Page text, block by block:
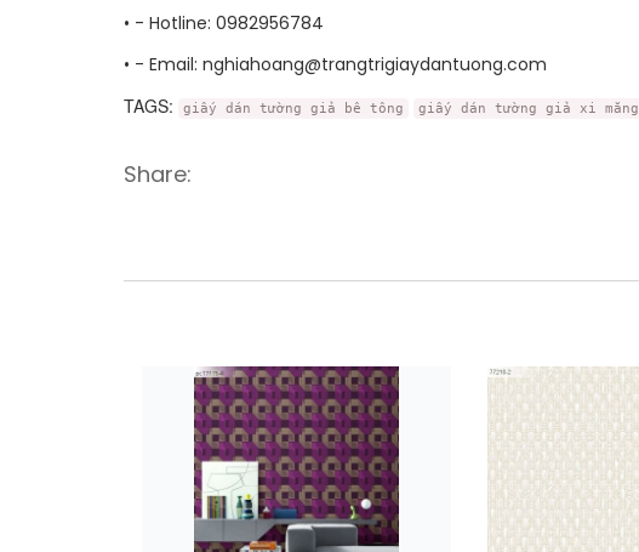
• - Hotline: 0982956784
• - Email: nghiahoang@trangtrigiaydantuong.com
TAGS:
giấy dán tường giả bê tông giấy dán tường giả xi măng
Share: